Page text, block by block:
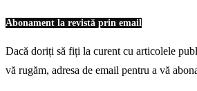
Abonament la revistă prin email
Dacă doriți să fiți la curent cu articolele
vă rugăm, adresa de email pentru a vă